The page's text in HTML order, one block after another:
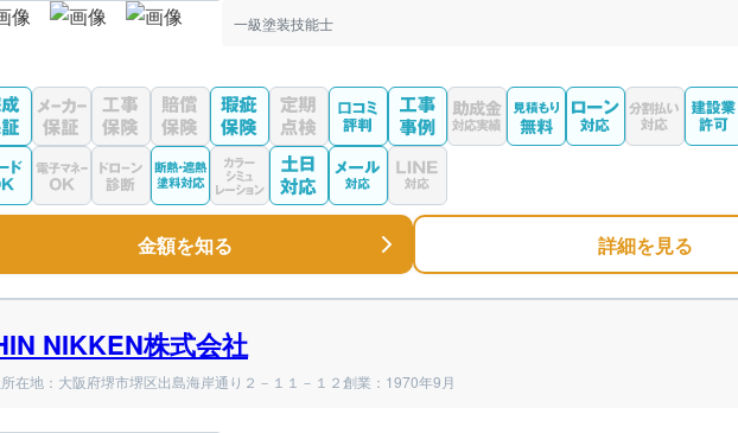
一級塗装技能士
金額を知る 詳細を見る
NIKKEN株式会社
在地：大阪府堺市堺区出島海岸通り２－１１－１２創業：1970年9月